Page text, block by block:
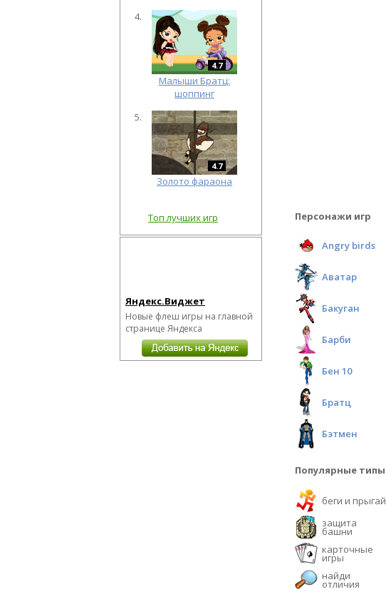
4.7
Малыши Братц:
шоппинг
4.7
Золото фараона
Топ лучших игр
Яндекс.Виджет
Новые флеш игры на главной
странице Яндекса
Персонажи игр
Angry birds
Аватар
Бакуган
Барби
Бен 10
Братц
Бэтмен
Популярные типы
беги и прыгай
защита
башни
карточные
игры
найди
отличия